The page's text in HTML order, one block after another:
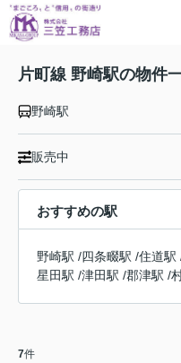
片町線 野崎駅の物件
野崎駅
販売中
おすすめの駅
野崎駅 /四条畷駅 /住道駅
星田駅 /津田駅 /郡津駅 /
7件